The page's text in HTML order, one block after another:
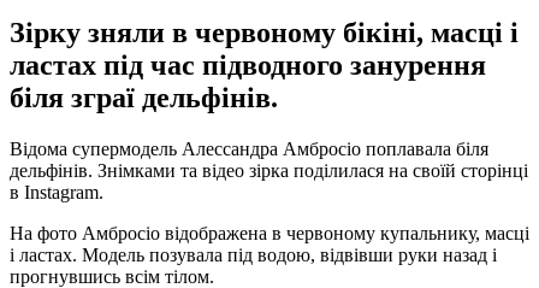
Зірку зняли в червоному бікіні, масці і
ластах під час підводного занурення
біля зграї дельфінів.
Відома супермодель Алессандра Амбросіо поплавала біля
дельфінів. Знімками та відео зірка поділилася на своїй сторінці
в Instagram.
На фото Амбросіо відображена в червоному купальнику, масці
і ластах. Модель позувала під водою, відвівши руки назад і
прогнувшись всім тілом.